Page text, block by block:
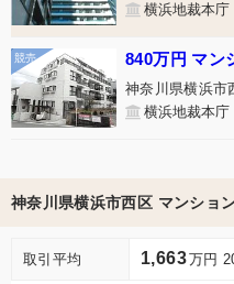
横浜地裁本庁
840万円 マン
神奈川県横浜市
横浜地裁本庁
神奈川県横浜市西区 マンショ
取引平均 1,663万円